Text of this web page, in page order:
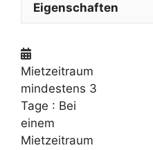
Eigenschaften
Mietzeitraum
mindestens 3
Tage : Bei
einem
Mietzeitraum